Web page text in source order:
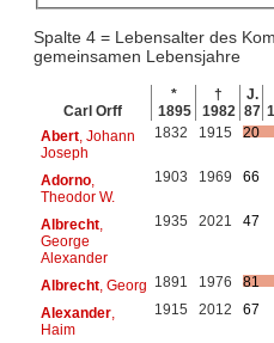
Spalte 4 = Lebensalter des
gemeinsamen Lebensjahre
Carl Orff
*
1895
†
1982
J.
87
Abert, Johann
Joseph
1832 1915 20
Adorno,
Theodor W.
1903 1969 66
Albrecht,
George
Alexander
1935 2021 47
Albrecht, Georg 1891 1976
81
Alexander,
Haim
1915 2012 67